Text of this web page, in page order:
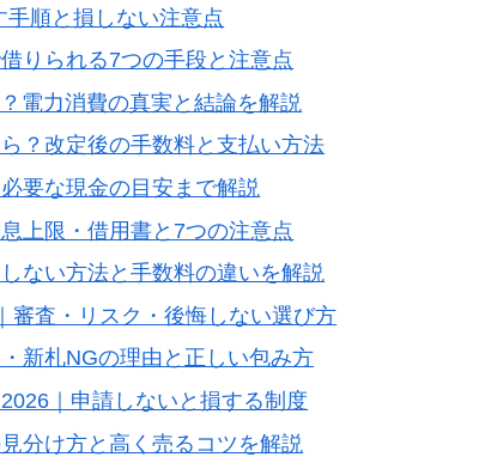
順と損しない注意点
りられる7つの手段と注意点
電力消費の真実と結論を解説
？改定後の手数料と支払い方法
要な現金の目安まで解説
上限・借用書と7つの注意点
ない方法と手数料の違いを解説
審査・リスク・後悔しない選び方
新札NGの理由と正しい包み方
｜申請しないと損する制度
分け方と高く売るコツを解説